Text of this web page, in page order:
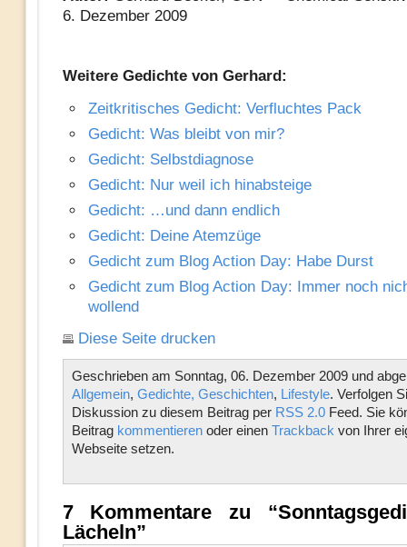
6. Dezember 2009
Weitere Gedichte von Gerhard:
Zeitkritisches Gedicht: Verfluchtes Pack
Gedicht: Was bleibt von mir?
Gedicht: Selbstdiagnose
Gedicht: Nur weil ich hinabsteige
Gedicht: …und dann endlich
Gedicht: Deine Atemzüge
Gedicht zum Blog Action Day: Habe Durst
Gedicht zum Blog Action Day: Immer noch
wollend
Diese Seite drucken
Geschrieben am Sonntag, 06. Dezember 2009 und
Allgemein, Gedichte, Geschichten, Lifestyle. Verfolgen
Diskussion zu diesem Beitrag per RSS 2.0Feed. Sie
Beitrag kommentierenoder einen Trackback von Ihrer
Webseite setzen.
7 Kommentare zu
Lächeln”